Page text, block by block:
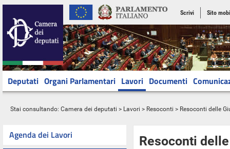
Scrivi Sito
Deputati Organi Parlamentari Lavori Documenti
Stai consultando: Camera dei deputati > Lavori > Resoconti > Resoconti delle
Agenda dei Lavori
Resoconti